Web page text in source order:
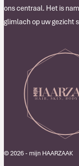
ons centraal. Het is
glimlach op uw gezicht
© 2026 - mijn HAARZAAK